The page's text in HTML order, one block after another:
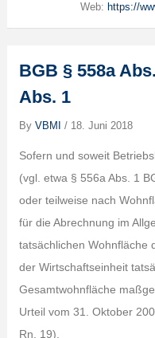
Web: https://
BGB § 558a
Abs. 1
By VBMI / 18. Juni 2018
Sofern und soweit
(vgl. etwa § 556a Abs. 1
oder teilweise nach
für die Abrechnung im
tatsächlichen Wohnfläche
der Wirtschaftseinheit
Gesamtwohnfläche
Urteil vom 31. Oktober
Rn. 19).